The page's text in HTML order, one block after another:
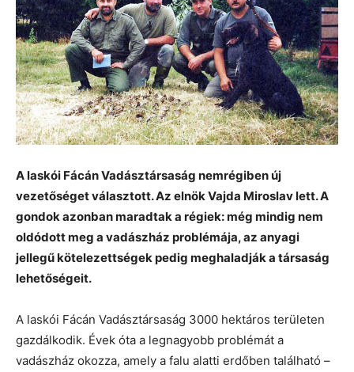
A laskói Fácán Vadásztársaság nemrégiben új
vezetőséget választott. Az elnök Vajda Miroslav lett. A
gondok azonban maradtak a régiek: még mindig nem
oldódott meg a vadászház problémája, az anyagi
jellegű kötelezettségek pedig meghaladják a társaság
lehetőségeit.
A laskói Fácán Vadásztársaság 3000 hektáros területen
gazdálkodik. Évek óta a legnagyobb problémát a
vadászház okozza, amely a falu alatti erdőben található –